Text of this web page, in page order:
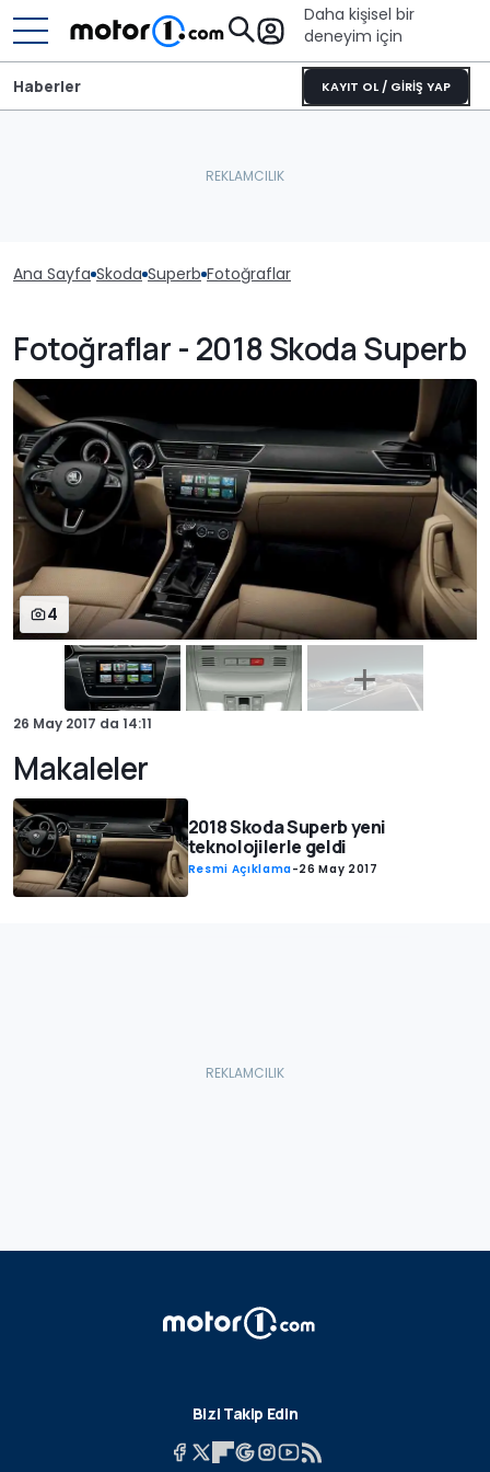
Daha kişisel bir
deneyim için
KAYIT OL / GİRİŞ YAP
Haberler
Ana Sayfa Skoda Superb Fotoğraflar
Fotoğraflar - 2018 Skoda Superb
4
26 May 2017 da 14:11
Makaleler
2018 Skoda Superb yeni
teknolojilerle geldi
Resmi Açıklama-26 May 2017
Bizi Takip Edin